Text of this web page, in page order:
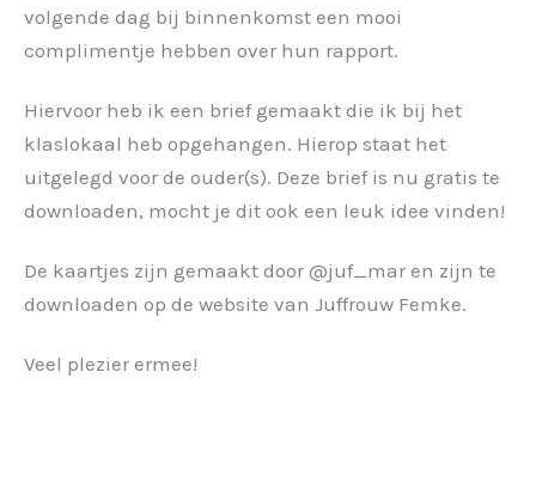
volgende dag bij binnenkomst een mooi
complimentje hebben over hun rapport.
Hiervoor heb ik een brief gemaakt die ik bij het
klaslokaal heb opgehangen. Hierop staat het
uitgelegd voor de ouder(s). Deze brief is nu gratis te
downloaden, mocht je dit ook een leuk idee vinden!
De kaartjes zijn gemaakt door @juf_mar en zijn te
downloaden op de website van Juffrouw Femke.
Veel plezier ermee!